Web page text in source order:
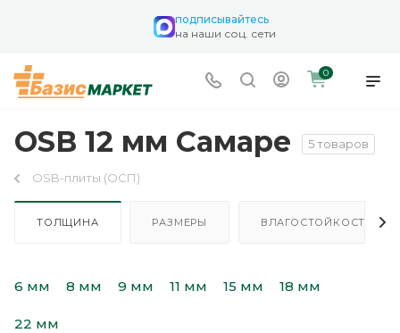
подписывайтесь
на наши соц. сети
0
OSB 12 мм Самаре 5 товаров
OSB-плиты (ОСП)
ТОЛЩИНА РАЗМЕРЫ ВЛАГОСТОЙКОСТЬ
6 мм 8 мм 9 мм 11 мм 15 мм 18 мм
22 мм